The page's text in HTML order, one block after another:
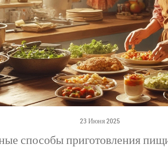
23 Июня 2025
способы приготовления